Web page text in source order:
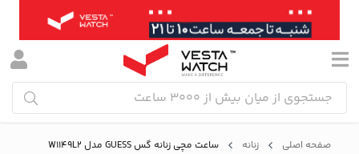
صفحه اصلی زنانه ساعت مچی زنانه گس GUESS مدل W1149L2